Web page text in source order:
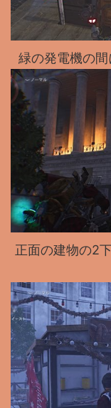
緑の発電機の間
正面の建物の2